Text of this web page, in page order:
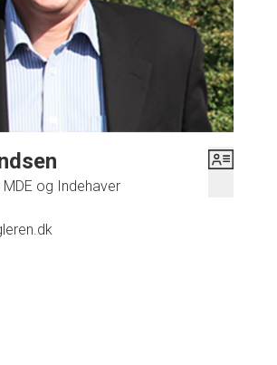
i forlængelse, hvor der eksempelvis kan
kan gemmes væk.
over 183 kvadratmeter fordelt over en entré, et
fire værelser, et bryggers, et WC og et
vinduespartier venter her en lys og
især føles i udestuen. Her er giver
og Indehaver